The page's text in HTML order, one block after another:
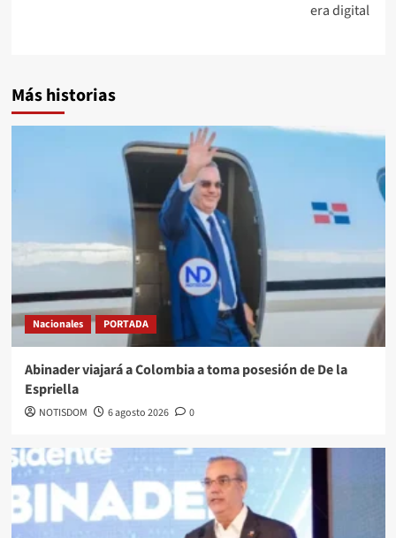
era digital
Más historias
Nacionales PORTADA
Abinader viajará a Colombia a toma posesión de De la
Espriella
NOTISDOM 6 agosto 2026 0